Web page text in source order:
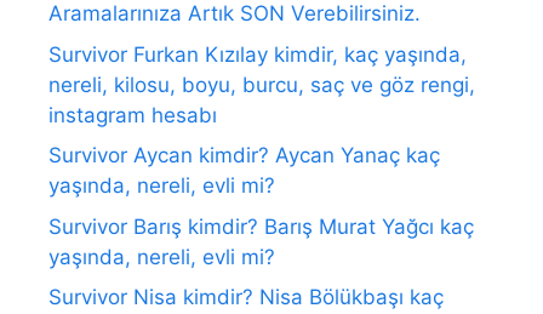
Aramalarınıza Artık SON Verebilirsiniz.
Survivor Furkan Kızılay kimdir, kaç yaşında,
nereli, kilosu, boyu, burcu, saç ve göz rengi,
instagram hesabı
Survivor Aycan kimdir? Aycan Yanaç kaç
yaşında, nereli, evli mi?
Survivor Barış kimdir? Barış Murat Yağcı kaç
yaşında, nereli, evli mi?
Survivor Nisa kimdir? Nisa Bölükbaşı kaç